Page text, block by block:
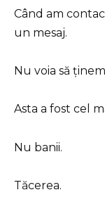
Când am
un mesaj.
Nu voia să
Asta a fost cel
Nu banii.
Tăcerea.